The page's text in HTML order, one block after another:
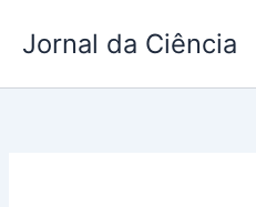
para
conteúdo
Jornal da Ciência